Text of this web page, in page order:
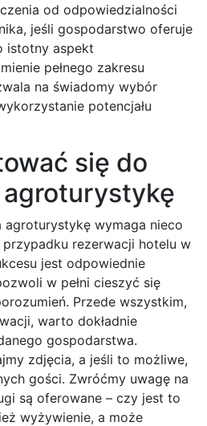
od odpowiedzialności
jeśli gospodarstwo oferuje
istotny aspekt
pełnego zakresu
na świadomy wybór
potencjału
się do
agroturystykę wymaga nieco
rezerwacji hotelu w
jest odpowiednie
w pełni cieszyć się
Przede wszystkim,
warto dokładnie
gospodarstwa.
zdjęcia, a jeśli to możliwe,
gości. Zwróćmy uwagę na
są oferowane – czy jest to
wyżywienie, a może